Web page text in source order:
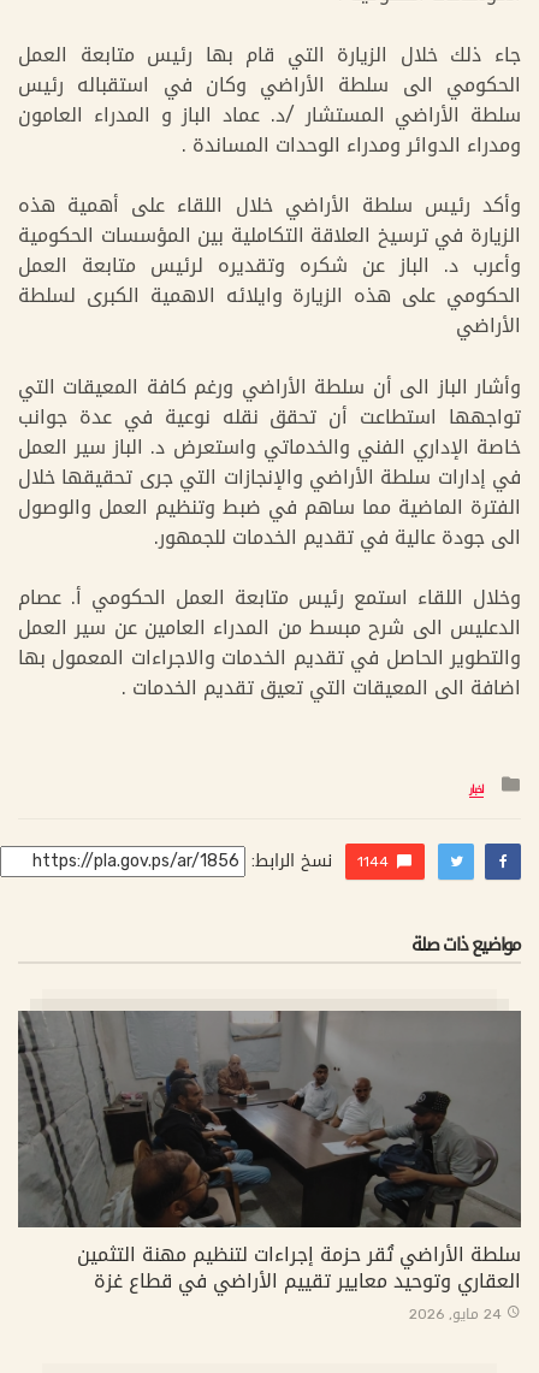
جاء ذلك خلال الزيارة التي قام بها رئيس متابعة العمل
الحكومي الى سلطة الأراضي وكان في استقباله رئيس
سلطة الأراضي المستشار /د. عماد الباز و المدراء العامون
ومدراء الدوائر ومدراء الوحدات المساندة .
وأكد رئيس سلطة الأراضي خلال اللقاء على أهمية هذه
الزيارة في ترسيخ العلاقة التكاملية بين المؤسسات الحكومية
وأعرب د. الباز عن شكره وتقديره لرئيس متابعة العمل
الحكومي على هذه الزيارة وايلائه الاهمية الكبرى لسلطة
الأراضي
وأشار الباز الى أن سلطة الأراضي ورغم كافة المعيقات التي
تواجهها استطاعت أن تحقق نقله نوعية في عدة جوانب
خاصة الإداري الفني والخدماتي واستعرض د. الباز سير العمل
في إدارات سلطة الأراضي والإنجازات التي جرى تحقيقها خلال
الفترة الماضية مما ساهم في ضبط وتنظيم العمل والوصول
الى جودة عالية في تقديم الخدمات للجمهور.
وخلال اللقاء استمع رئيس متابعة العمل الحكومي أ. عصام
الدعليس الى شرح مبسط من المدراء العامين عن سير العمل
والتطوير الحاصل في تقديم الخدمات والاجراءات المعمول بها
اضافة الى المعيقات التي تعيق تقديم الخدمات .
التصنيف
اخبار
1144 نسخ الرابط:
مواضيع ذات صلة
سلطة الأراضي تُقر حزمة إجراءات لتنظيم مهنة التثمين
العقاري وتوحيد معايير تقييم الأراضي في قطاع غزة
24 مايو, 2026